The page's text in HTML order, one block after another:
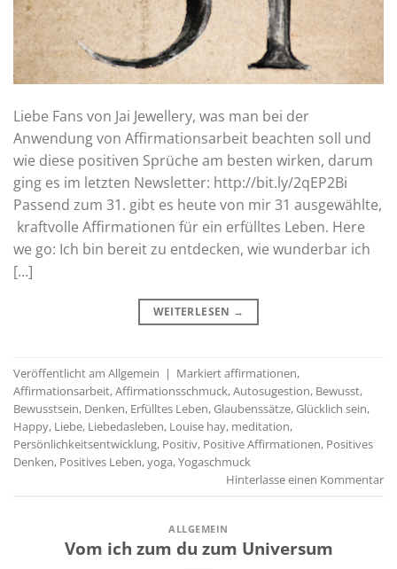
Liebe Fans von Jai Jewellery, was man bei der
Anwendung von Affirmationsarbeit beachten soll und
wie diese positiven Sprüche am besten wirken, darum
ging es im letzten Newsletter: http://bit.ly/2qEP2Bi
Passend zum 31. gibt es heute von mir 31 ausgewählte,
kraftvolle Affirmationen für ein erfülltes Leben. Here
we go: Ich bin bereit zu entdecken, wie wunderbar ich
[…]
WEITERLESEN →
Veröffentlicht am Allgemein | Markiertaffirmationen,
Affirmationsarbeit,Affirmationsschmuck,Autosugestion, Bewusst,
Bewusstsein, Denken, Erfülltes Leben,Glaubenssätze,Glücklich sein,
Happy, Liebe, Liebedasleben, Louise hay, meditation,
Persönlichkeitsentwicklung, Positiv, Positive Affirmationen, Positives
Denken, Positives Leben,yoga,Yogaschmuck
Hinterlasse einen Kommentar
ALLGEMEIN
Vom ich zum du zum Universum